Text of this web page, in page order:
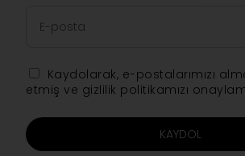
Kaydolarak, e-postalarımızı
etmiş ve gizlilik politikamızı
KAYDOL